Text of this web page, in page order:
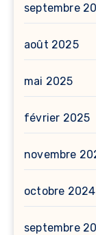
septembre
août 2025
mai 2025
février 2025
novembre
octobre 2024
septembre